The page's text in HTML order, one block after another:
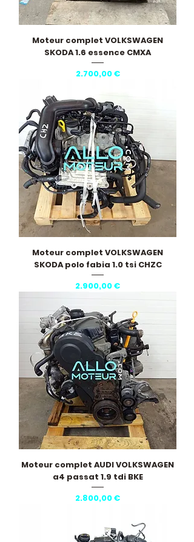
Moteur complet VOLKSWAGEN
SKODA 1.6 essence CMXA
Pris
2.700,00 €
Moteur complet VOLKSWAGEN
SKODA polo fabia 1.0 tsi CHZC
Pris
2.900,00 €
Moteur complet AUDI VOLKSWAGEN
a4 passat 1.9 tdi BKE
Pris
2.800,00 €